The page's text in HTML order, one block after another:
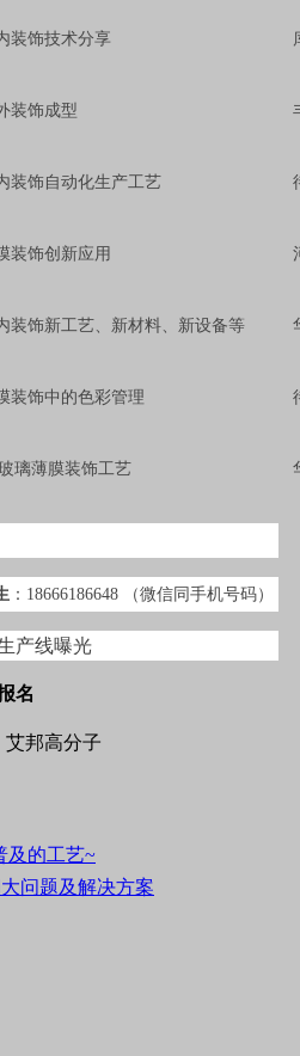
装饰技术分享
装饰成型
装饰自动化生产工艺
装饰创新应用
装饰新工艺、新材料、新设备等
装饰中的色彩管理
璃薄膜装饰工艺
：18666186648 （微信同手机号码）
名
邦高分子
及的工艺~
问题及解决方案